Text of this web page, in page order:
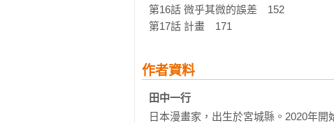
第16話 微乎其微的誤差　152
第17話 計畫　171
作者資料
田中一行
日本漫畫家，出生於宮城縣。2020年